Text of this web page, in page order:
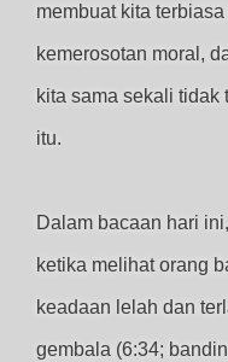
membuat kita
kemerosotan moral,
kita sama sekali tidak
itu.
Dalam bacaan hari
ketika melihat orang
keadaan lelah dan
gembala (6:34;